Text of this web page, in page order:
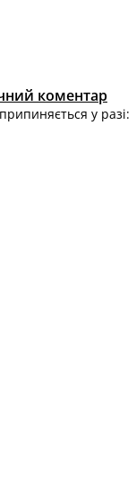
коментар
у разі: